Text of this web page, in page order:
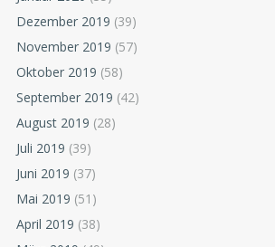
Dezember 2019 (39)
November 2019 (57)
Oktober 2019 (58)
September 2019 (42)
August 2019 (28)
Juli 2019 (39)
Juni 2019 (37)
Mai 2019 (51)
April 2019 (38)